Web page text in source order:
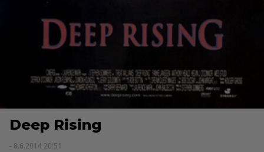
Deep Rising
- 8.6.2014 20:51